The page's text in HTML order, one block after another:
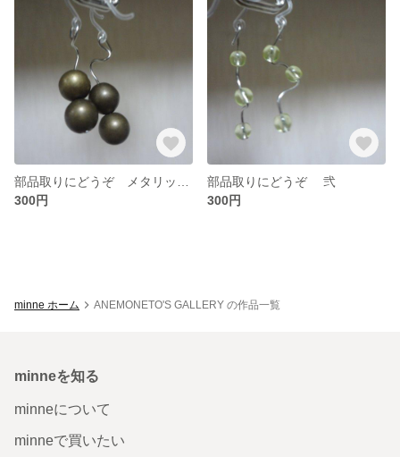
300円
部品取りにどうぞ 弐
300円
minne ホーム ANEMONETO'S GALLERY の作品一覧
minneを知る
minneについて
minneで買いたい